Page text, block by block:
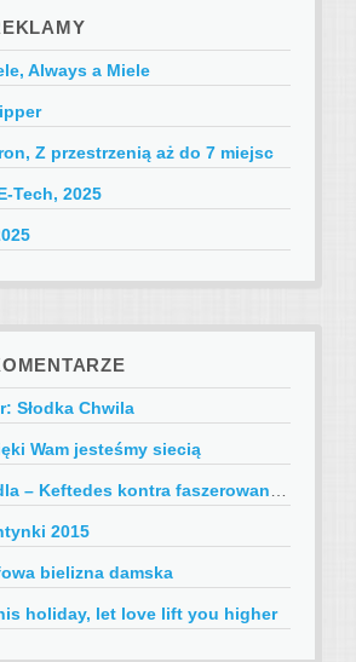
Always a Miele
Z przestrzenią aż do 7 miejsc
Tech, 2025
Słodka Chwila
Wam jesteśmy siecią
Keftedes kontra faszerowane papryczki
2015
bielizna damska
holiday, let love lift you higher